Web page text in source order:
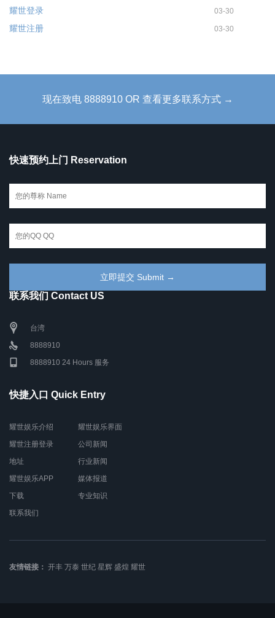
耀世登录 03-30
耀世注册 03-30
现在致电 8888910 OR 查看更多联系方式 →
快速预约上门 Reservation
联系我们 Contact US
台湾
8888910
8888910 24 Hours 服务
快捷入口 Quick Entry
耀世娱乐介绍
耀世注册登录
地址
耀世娱乐APP
下载
联系我们
耀世娱乐界面
公司新闻
行业新闻
媒体报道
专业知识
友情链接： 开丰 万泰 世纪 星辉 盛煌 耀世